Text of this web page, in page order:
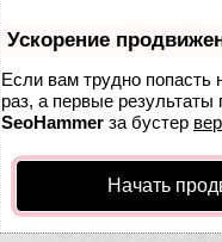
Ускорение
Если вам трудно попасть
раз, а первые
SeoHammer за бустер
Начать